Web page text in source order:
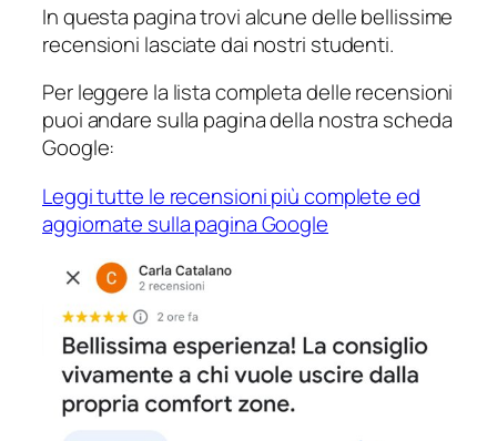
In questa pagina trovi alcune delle bellissime
recensioni lasciate dai nostri studenti.
Per leggere la lista completa delle recensioni
puoi andare sulla pagina della nostra scheda
Google:
Leggi tutte le recensioni più complete ed
aggiornate sulla pagina Google